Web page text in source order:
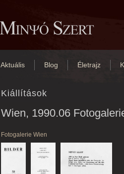
Aktuális Blog Életrajz
Kiállítások
Wien, 1990.06
Fotogalerie Wien